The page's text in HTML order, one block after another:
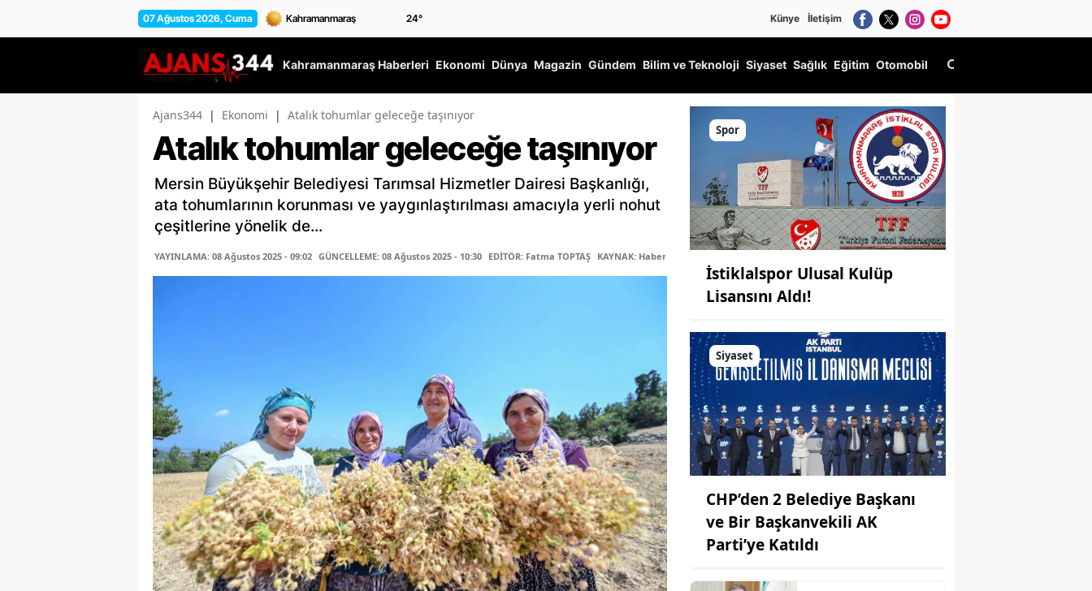
07 Ağustos 2026, Cuma 24° Künye İletişim
Kahramanmaraş Haberleri Ekonomi Dünya Magazin Gündem Bilim ve Teknoloji Siyaset Sağlık Eğitim Otomobil
Ajans344 | Ekonomi | Atalık tohumlar geleceğe taşınıyor
Atalık tohumlar geleceğe taşınıyor
Mersin Büyükşehir Belediyesi Tarımsal Hizmetler Dairesi Başkanlığı,
ata tohumlarının korunması ve yaygınlaştırılması amacıyla yerli nohut
çeşitlerine yönelik de...
YAYINLAMA: 08 Ağustos 2025 - 09:02 GÜNCELLEME: 08 Ağustos 2025 - 10:30 EDİTÖR: Fatma TOPTAŞ KAYNAK: Haber Merkezi
Spor
İstiklalspor Ulusal Kulüp
Lisansını Aldı!
Siyaset
CHP’den 2 Belediye Başkanı
ve Bir Başkanvekili AK
Parti’ye Katıldı